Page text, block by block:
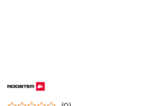
NAZWA
PRODUCENTA:
ROOSTER